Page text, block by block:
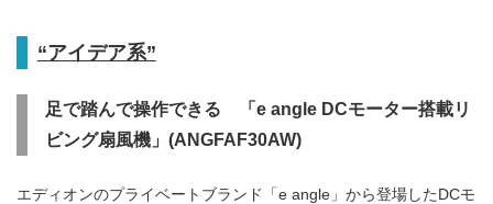
“アイデア系”
足で踏んで操作できる 「e angle DCモーター搭載リ
ビング扇風機」(ANGFAF30AW)
エディオンのプライベートブランド「e angle」から登場したDCモ